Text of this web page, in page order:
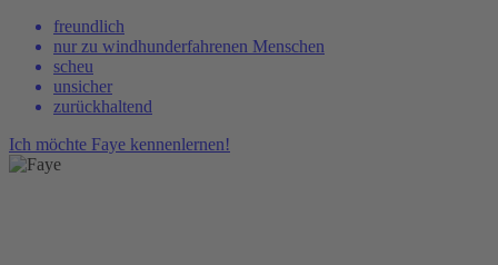
freundlich
nur zu windhunderfahrenen Menschen
scheu
unsicher
zurückhaltend
Ich möchte Faye kennenlernen!